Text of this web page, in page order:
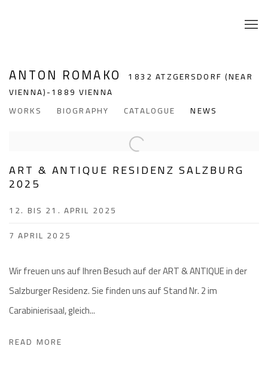
ANTON ROMAKO
1832 ATZGERSDORF (NEAR
VIENNA)-1889 VIENNA
WORKS
BIOGRAPHY CATALOGUE NEWS
ART & ANTIQUE RESIDENZ SALZBURG
2025
12. BIS 21. APRIL 2025
7 APRIL 2025
Wir freuen uns auf Ihren Besuch auf der ART & ANTIQUE in der
Salzburger Residenz. Sie finden uns auf Stand Nr. 2 im
Carabinierisaal, gleich...
READ MORE